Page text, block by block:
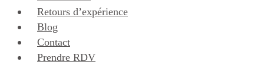
Retours d’expérience
Blog
Contact
Prendre RDV